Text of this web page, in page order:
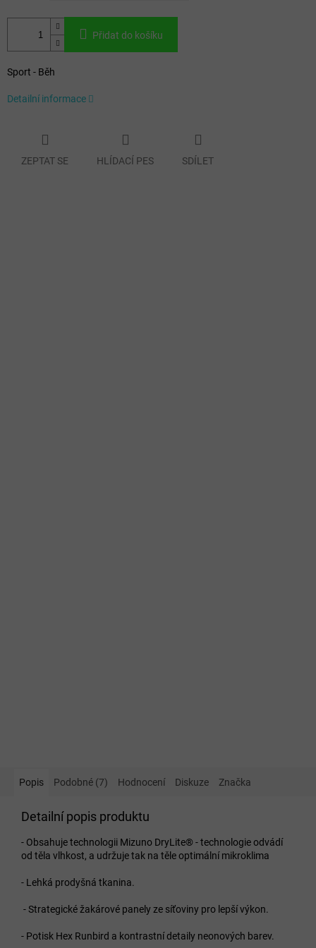
Přidat do košíku
Sport - Běh
Detailní informace
ZEPTAT SE HLÍDACÍ PES SDÍLET
Popis Podobné (7) Hodnocení Diskuze Značka
Detailní popis produktu
- Obsahuje technologii Mizuno DryLite® - technologie odvádí
od těla vlhkost, a udržuje tak na těle optimální mikroklima
- Lehká prodyšná tkanina.
- Strategické žakárové panely ze síťoviny pro lepší výkon.
- Potisk Hex Runbird a kontrastní detaily neonových barev.